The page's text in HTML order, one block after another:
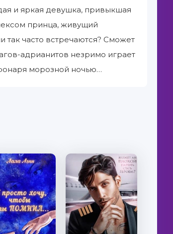
и яркая девушка, привыкшая
принца, живущий
часто встречаются? Сможет
адрианитов незримо играет
морозной ночью…